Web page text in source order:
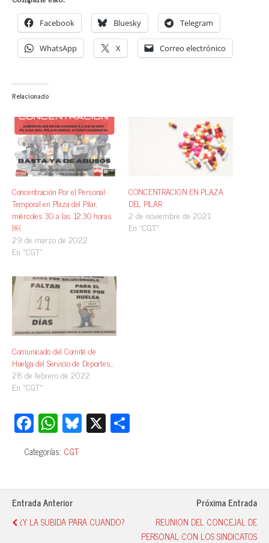
Facebook Bluesky Telegram
WhatsApp X Correo electrónico
Relacionado
Concentración Por el Personal
Temporal en Plaza del Pilar,
miércoles 30 a las 12:30 horas
￼
29 de marzo de 2022
En «CGT»
CONCENTRACION EN PLAZA
DEL PILAR
2 de noviembre de 2021
En «CGT»
Comunicado del Comité de
Huelga del Servicio de Deportes…
28 de febrero de 2022
En «CGT»
Fa
ce
bo
ok
W
ha
ts
A
pp
Bl
ue
y
X
pa
Categorías: CGT
Entrada Anterior
¿Y LA SUBIDA PARA CUANDO?
Próxima Entrada
REUNION DEL CONCEJAL DE
PERSONAL CON LOS SINDICATOS